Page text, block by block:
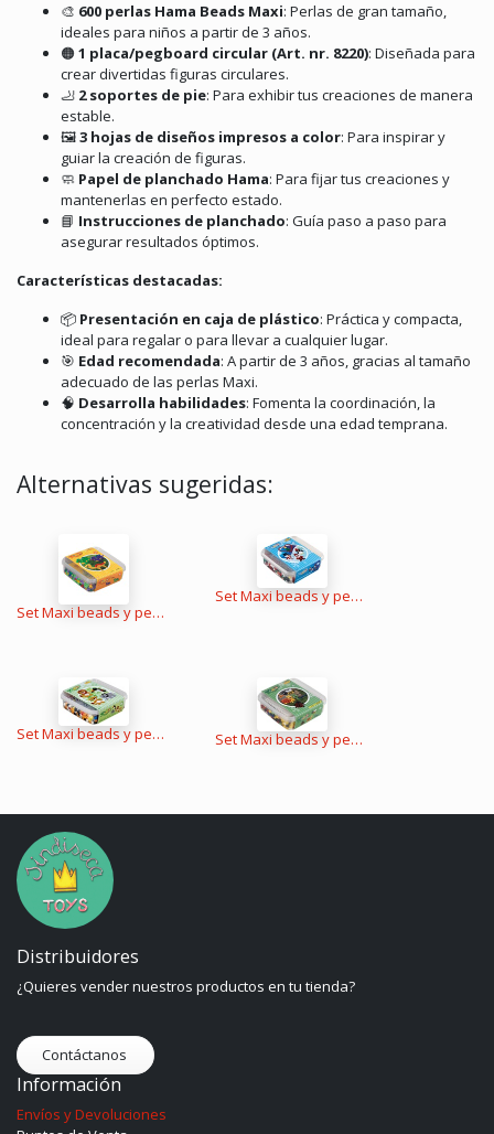
🎨 600 perlas Hama Beads Maxi: Perlas de gran tamaño,
ideales para niños a partir de 3 años.
🟠1 placa/pegboard circular (Art. nr. 8220): Diseñada para
crear divertidas figuras circulares.
🦶 2 soportes de pie: Para exhibir tus creaciones de manera
estable.
🖼️3 hojas de diseños impresos a color: Para inspirar y
guiar la creación de figuras.
🧼 Papel de planchado Hama: Para fijar tus creaciones y
mantenerlas en perfecto estado.
📘 Instrucciones de planchado: Guía paso a paso para
asegurar resultados óptimos.
Características destacadas:
📦 Presentación en caja de plástico: Práctica y compacta,
ideal para regalar o para llevar a cualquier lugar.
🎯 Edad recomendada: A partir de 3 años, gracias al tamaño
adecuado de las perlas Maxi.
🧠 Desarrolla habilidades: Fomenta la coordinación, la
concentración y la creatividad desde una edad temprana.
Alternativas sugeridas:
Set Maxi beads y pegboards con caja de plástico
Set Maxi beads y pegboards con caja de plástico
Set Maxi beads y pegboards con caja de plástico Set Maxi beads y pegboards con caja de plástico
Distribuidores
¿Quieres vender nuestros productos en tu tienda?
Contáctanos
Información
Envíos y Devoluciones